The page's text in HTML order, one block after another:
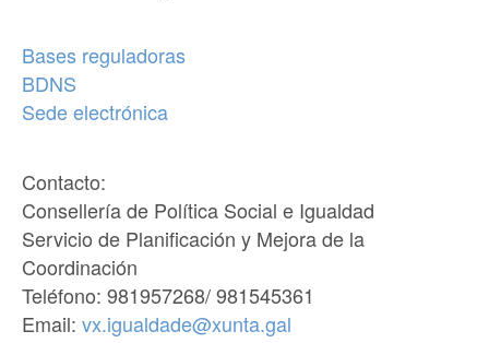
Bases reguladoras
BDNS
Sede electrónica
Contacto:
Consellería de Política Social e Igualdad
Servicio de Planificación y Mejora de la
Coordinación
Teléfono: 981957268/ 981545361
Email: vx.igualdade@xunta.gal